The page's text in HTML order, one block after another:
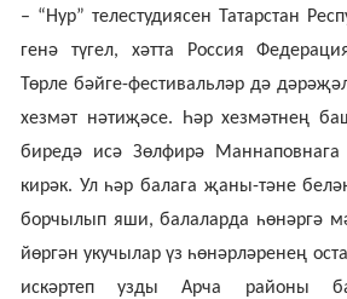
– “Нур” телестудиясен Татарстан
генә түгел, хәтта Россия
Төрле бәйге-фестивальләр дә
хезмәт нәтиҗәсе. Һәр хезмәтнең
биредә исә Зөлфирә Маннаповнага
кирәк. Ул һәр балага җаны-тәне
борчылып яши, балаларда һөнәргә
йөргән укучылар үз һөнәрләренең
искәртеп уздыАрча районы